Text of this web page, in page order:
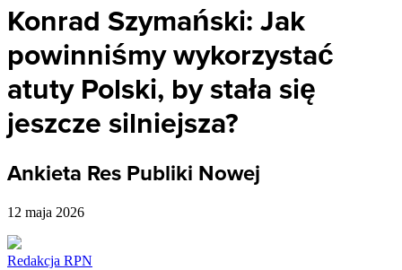
Konrad Szymański: Jak
powinniśmy wykorzystać
atuty Polski, by stała się
jeszcze silniejsza?
Ankieta Res Publiki Nowej
12 maja 2026
Redakcja RPN